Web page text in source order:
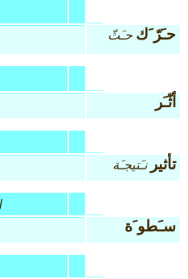
حـَرّ َك حـَثّ
أثّـَر
تأثير نـَتيجـَة
سـَطو َة